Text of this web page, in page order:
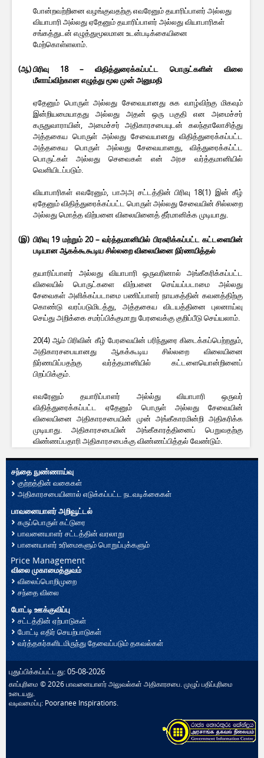
போன்றவற்றினை வழங்குவதற்கு எவரேனும் தயாரிப்பாளர் அல்லது
வியாபாரி அல்லது ஏதேனும் தயாரிப்பாளர் அல்லது வியாபாரிகள்
சங்கத்துடன் எழுத்துமூலமான உடன்படிக்கையினை
மேற்கொள்ளலாம்.
(ஆ)பிரிவு 18 – விதித்துரைக்கப்பட்ட பொருட்களின் விலை
மீளாய்விற்கான எழுத்து மூல முன் அனுமதி
ஏதேனும் பொருள் அல்லது சேவையானது சுக வாழ்விற்கு மிகவும்
இன்றியமையாதது அல்லது அதன் ஒரு பகுதி என அமைச்சர்
கருதுவாராயின், அமைச்சர் அதிகாரசபையுடன் கலந்தாலோசித்து
அத்தகைய பொருள் அல்லது சேவையானது விதித்துரைக்கப்பட்ட
அத்தகைய பொருள் அல்லது சேவையானது, வித்துரைக்கப்ட்ட
பொருட்கள் அல்லது செவைகள் என் அரச வர்த்தமானியில்
வெளியிடப்படும்.
வியாபாரிகள் எவரேனும், பாஅஅ சட்டத்தின் பிரிவு 18(1) இன் கீழ்
ஏதேனும் விதித்துரைக்கப்பட்ட பொருள் அல்லது சேவையின் சில்லறை
அல்லது மொத்த விற்பனை விலையினைத் தீர்மானிக்க முடியாது.
(இ) பிரிவு 19 மற்றும் 20 – வர்த்தமானியில் பிரசுரிக்கப்பட்ட கட்டளையின்
படியான ஆகக்கூகூடிய சில்லறை விலையினை நிர்ணயித்தல்
தயாரிப்பாளர் அல்லது வியாபாரி ஒருவரினால் அங்கீகரிக்கப்பட்ட
விலையில் பொருட்களை விற்பனை செய்யப்படாமை அல்லது
சேவைகள் அளிக்கப்படாமை பணிப்பாளர் நாயகத்தின் கவனத்திற்கு
கொண்டு வரப்படுமிடத்து, அத்தகைய விடயத்தினை புலனாய்வு
செய்து அறிக்கை சமர்ப்பிக்குமாறு பேரவைக்கு குறிப்பீடு செய்யலாம்.
20(4) ஆம் பிரிவின் கீழ் பேரவையின் பரிந்துரை கிடைக்கப்பெற்றதும்,
அதிகாரசபையானது ஆகக்கூடிய சில்லறை விலையினை
நிர்ணயிப்பதற்கு வர்த்தமானியில் கட்டளையொன்றினைப்
பிறப்பிக்கும்.
எவரேனும் தயாரிப்பாளர் அல்ல்து வியாபாரி ஒருவர்
விதித்துரைக்கப்பட்ட ஏதேனும் பொருள் அல்லது சேவையின்
விலையினை அதிகாரசபையின் முன் அங்கீகாரமின்றி அதிகரிக்க
முடியாது. அதிகாரசபையின் அங்கீகாரத்தினைப் பெறுவதற்கு
விண்ணப்பதாரி அதிகாரசபைக்கு விண்ணப்பித்தல் வேண்டும்.
சந்தை நுண்ணாய்வு
குற்றத்தின் வகைகள்
அதிகாரசபையினால் எடுக்கப்பட்ட நடவடிக்கைகள்
பாவனையாளர் அறிவூட்டல்
கருப்பொருள் கட்டுரை
பாவனையாளர் சட்டத்தின் வரலாறு
பானையாளர் உரிமைகளும் பொறுப்புக்களும்
Price Management
விலை முகாமைத்துவம்
விலைப்பொறிமுறை
சந்தை விலை
போட்டி ஊக்குவிப்பு
சட்டத்தின் ஏற்பாடுகள்
போட்டி எதிர் செயற்பாடுகள்
வர்த்தகர்களிடமிருந்து தேவைப்படும் தகவல்கள்
புதுப்பிக்கப்பட்டது: 05-08-2026
காப்புரிமை © 2026 பாவனையாளர் அலுவல்கள் அதிகாரசபை. முழுப் பதிப்புரிமை
உடையது.
வடிவமைப்பு: Pooranee Inspirations